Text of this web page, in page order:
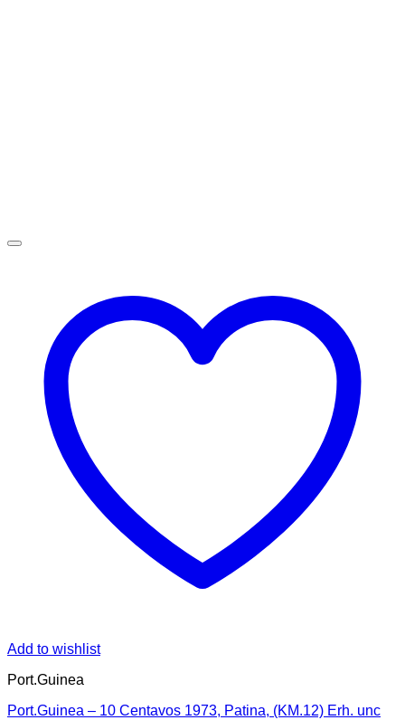
Add to wishlist
Port.Guinea
Port.Guinea – 10 Centavos 1973, Patina, (KM.12) Erh. unc